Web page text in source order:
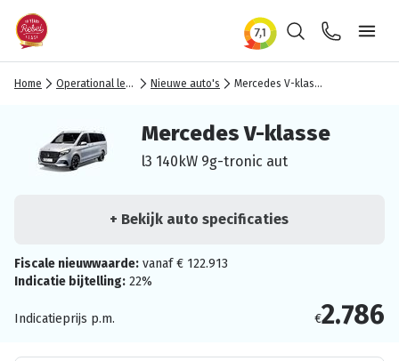
ZoekenContact
Home Operational lease Nieuwe auto's Mercedes V-klasse
Mercedes V-klasse
l3 140kW 9g-tronic aut
+ Bekijk auto specificaties
Fiscale nieuwwaarde: vanaf € 122.913
Indicatie bijtelling: 22%
Indicatieprijs p.m. €2.786